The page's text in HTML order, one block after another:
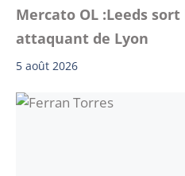
Mercato OL :Leeds
attaquant de Lyon
5 août 2026